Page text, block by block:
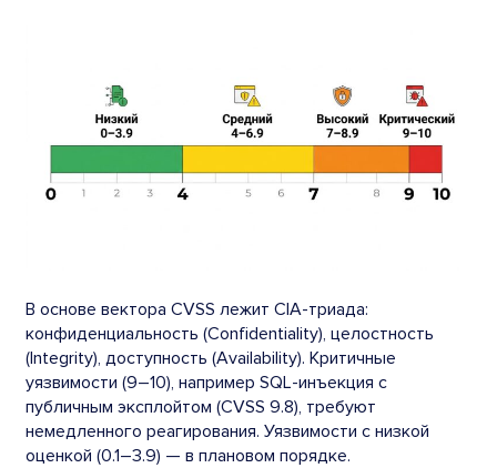
В основе вектора CVSS лежит CIA-триада:
конфиденциальность (Confidentiality), целостность
(Integrity), доступность (Availability). Критичные
уязвимости (9–10), например SQL-инъекция с
публичным эксплойтом (CVSS 9.8), требуют
немедленного реагирования. Уязвимости с низкой
оценкой (0.1–3.9) — в плановом порядке.